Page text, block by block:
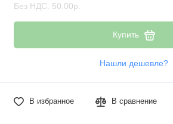
Транзисторы
Без НДС: 50.00р.
Купить
Нашли дешевле?
В избранное В сравнение